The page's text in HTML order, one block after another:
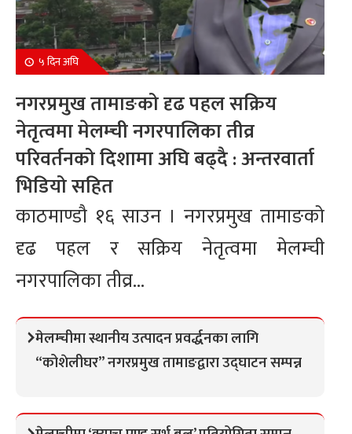
५ दिन अघि
नगरप्रमुख तामाङको दृढ पहल सक्रिय
नेतृत्वमा मेलम्ची नगरपालिका तीव्र
परिवर्तनको दिशामा अघि बढ्दै : अन्तरवार्ता
भिडियो सहित
काठमाण्डौ १६ साउन । नगरप्रमुख तामाङको
दृढ पहल र सक्रिय नेतृत्वमा मेलम्ची
नगरपालिका तीव्र...
मेलम्चीमा स्थानीय उत्पादन प्रवर्द्धनका लागि
“कोशेलीघर” नगरप्रमुख तामाङद्वारा उद्घाटन सम्पन्न